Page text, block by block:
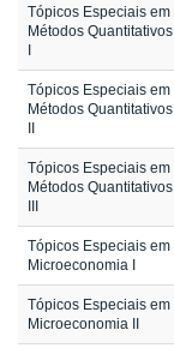
Tópicos Especiais em
Métodos Quantitativos
Tópicos Especiais em
Métodos Quantitativos
Tópicos Especiais em
Métodos Quantitativos
Tópicos Especiais em
Microeconomia I
Tópicos Especiais em
Microeconomia II